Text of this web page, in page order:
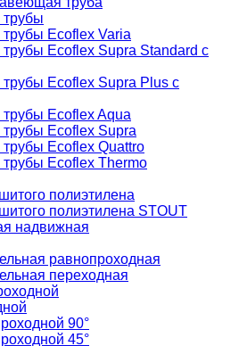
Ecoflex Varia
Ecoflex Supra Standard с
Ecoflex Supra Plus с
Ecoflex Aqua
Ecoflex Supra
Ecoflex Quattro
Ecoflex Thermo
полиэтилена
полиэтилена STOUT
надвижная
равнопроходная
переходная
90°
45°